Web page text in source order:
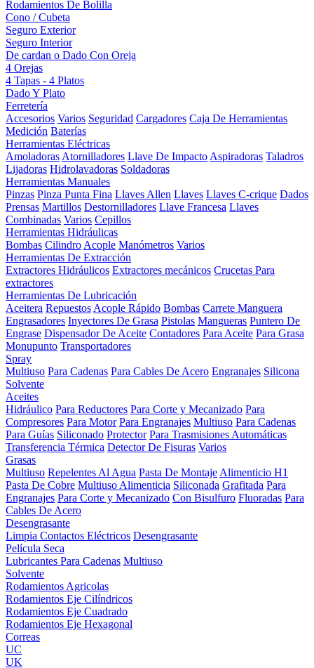
Rodamientos De Bolilla
Cono / Cubeta
Seguro Exterior
Seguro Interior
De cardan o Dado Con Oreja
4 Orejas
4 Tapas - 4 Platos
Dado Y Plato
Ferretería
Accesorios Varios Seguridad Cargadores Caja De Herramientas
Medición Baterías
Herramientas Eléctricas
Amoladoras Atornilladores Llave De Impacto Aspiradoras Taladros
Lijadoras Hidrolavadoras Soldadoras
Herramientas Manuales
Pinzas Pinza Punta Fina Llaves Allen Llaves Llaves C-crique Dados
Prensas Martillos Destornilladores Llave Francesa Llaves
Combinadas Varios Cepillos
Herramientas Hidráulicas
Bombas Cilindro Acople Manómetros Varios
Herramientas De Extracción
Extractores Hidráulicos Extractores mecánicos Crucetas Para
extractores
Herramientas De Lubricación
Aceitera Repuestos Acople Rápido Bombas Carrete Manguera
Engrasadores Inyectores De Grasa Pistolas Mangueras Puntero De
Engrase Dispensador De Aceite Contadores Para Aceite Para Grasa
Monupunto Transportadores
Spray
Multiuso Para Cadenas Para Cables De Acero Engranajes Silicona
Solvente
Aceites
Hidráulico Para Reductores Para Corte y Mecanizado Para
Compresores Para Motor Para Engranajes Multiuso Para Cadenas
Para Guías Siliconado Protector Para Trasmisiones Automáticas
Transferencia Térmica Detector De Fisuras Varios
Grasas
Multiuso Repelentes Al Agua Pasta De Montaje Alimenticio H1
Pasta De Cobre Multiuso Alimenticia Siliconada Grafitada Para
Engranajes Para Corte y Mecanizado Con Bisulfuro Fluoradas Para
Cables De Acero
Desengrasante
Limpia Contactos Eléctricos Desengrasante
Película Seca
Lubricantes Para Cadenas Multiuso
Solvente
Rodamientos Agricolas
Rodamientos Eje Cilíndricos
Rodamientos Eje Cuadrado
Rodamientos Eje Hexagonal
Correas
UC
UK